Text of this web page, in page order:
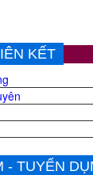
KẾT
- TUYỂN